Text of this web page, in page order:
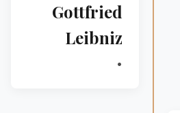
Gottfried
Leibniz
•